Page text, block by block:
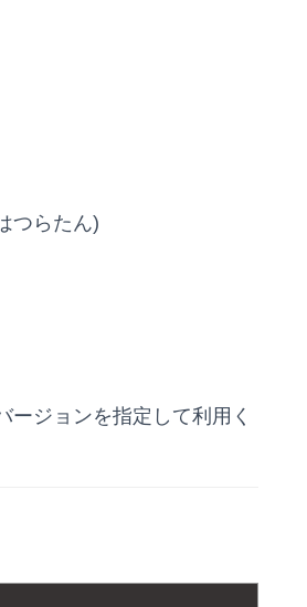
つらたん)
ジョンを指定して利用く